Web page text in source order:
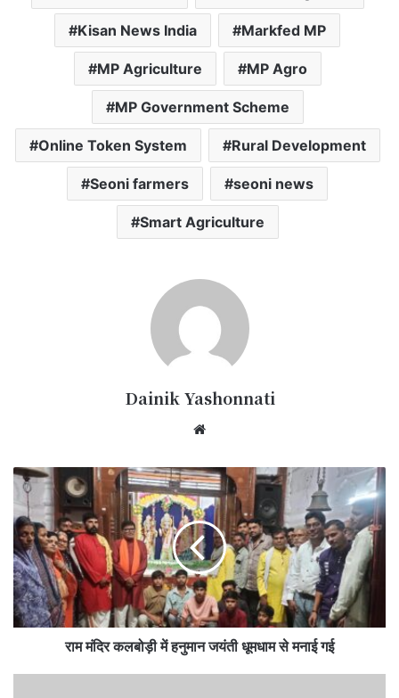
Kisan News India Markfed MP
MP Agriculture MP Agro
MP Government Scheme
Online Token System Rural Development
Seoni farmers seoni news
Smart Agriculture
Dainik Yashonnati
राम
मंदिर
कलबोड़ी
में
हनुमान
जयंती
धूमधाम
से
मनाई
राम मंदिर कलबोड़ी में हनुमान जयंती धूमधाम से मनाई गई